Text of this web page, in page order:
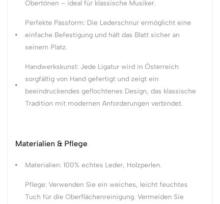
Obertönen – ideal für klassische Musiker.
Perfekte Passform: Die Lederschnur ermöglicht eine
einfache Befestigung und hält das Blatt sicher an
seinem Platz.
Handwerkskunst: Jede Ligatur wird in Österreich
sorgfältig von Hand gefertigt und zeigt ein
beeindruckendes geflochtenes Design, das klassische
Tradition mit modernen Anforderungen verbindet.
Materialien & Pflege
Materialien: 100% echtes Leder, Holzperlen.
Pflege: Verwenden Sie ein weiches, leicht feuchtes
Tuch für die Oberflächenreinigung. Vermeiden Sie